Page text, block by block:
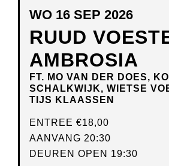
RUUD
AMBROSIA
FT. MO VAN DER DOES,
SCHALKWIJK, WIETSE
TIJS KLAASSEN
WO 16 SEP 2026
ENTREE €18,00
AANVANG 20:30
DEUREN OPEN 19:30